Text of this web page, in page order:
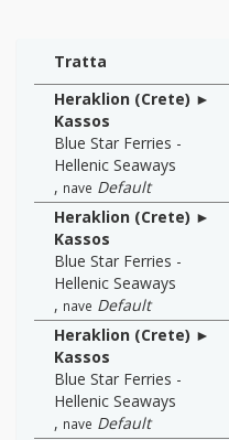
Tratta
Heraklion (Crete) ►
Kassos
Blue Star Ferries -
Hellenic Seaways
, nave Default
Heraklion (Crete) ►
Kassos
Blue Star Ferries -
Hellenic Seaways
, nave Default
Heraklion (Crete) ►
Kassos
Blue Star Ferries -
Hellenic Seaways
, nave Default